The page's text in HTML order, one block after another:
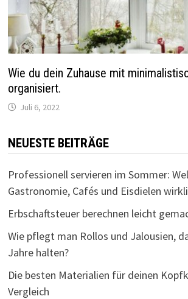
Wie du dein Zuhause mit
organisiert.
Juli 6, 2022
NEUESTE BEITRÄGE
Professionell servieren im Sommer:
Gastronomie, Cafés und Eisdielen
Erbschaftsteuer berechnen leicht
Wie pflegt man Rollos und Jalousien,
Jahre halten?
Die besten Materialien für deinen
Vergleich